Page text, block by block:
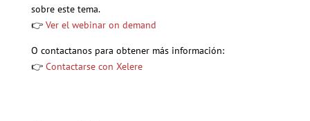
sobre este tema.
👉 Ver el webinar on demand
O contactanos para obtener más información:
👉Contactarse con Xelere